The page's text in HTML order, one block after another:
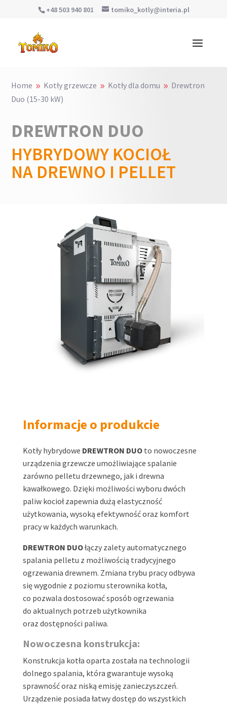
+48 503 940 801 tomiko_kotly@interia.pl
Home 9 Kotły grzewcze 9 Kotły dla domu 9 Drewtron
Duo (15-30 kW)
DREWTRON DUO
HYBRYDOWY KOCIOŁ
NA DREWNO I PELLET
Informacje o produkcie
Kotły hybrydowe DREWTRON DUOto nowoczesne
urządzenia grzewcze umożliwiające spalanie
zarówno pelletu drzewnego, jak i drewna
kawałkowego. Dzięki możliwości wyboru dwóch
paliw kocioł zapewnia dużą elastyczność
użytkowania, wysoką efektywność oraz komfort
pracy w każdych warunkach.
DREWTRON DUOłączy zalety automatycznego
spalania pelletu z możliwością tradycyjnego
ogrzewania drewnem. Zmiana trybu pracy odbywa
się wygodnie z poziomu sterownika kotła,
co pozwala dostosować sposób ogrzewania
do aktualnych potrzeb użytkownika
oraz dostępności paliwa.
Nowoczesna konstrukcja:
Konstrukcja kotła oparta została na technologii
dolnego spalania, która gwarantuje wysoką
sprawność oraz niską emisję zanieczyszczeń.
Urządzenie posiada łatwy dostęp do wszystkich